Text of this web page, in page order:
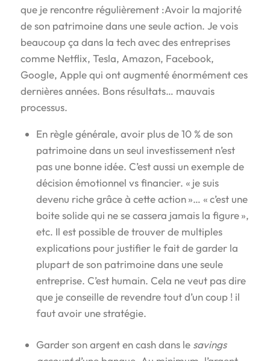
que je rencontre régulièrement :Avoir la majorité
de son patrimoine dans une seule action. Je vois
beaucoup ça dans la tech avec des entreprises
comme Netflix, Tesla, Amazon, Facebook,
Google, Apple qui ont augmenté énormément ces
dernières années. Bons résultats… mauvais
processus.
En règle générale, avoir plus de 10 % de son
patrimoine dans un seul investissement n’est
pas une bonne idée. C’est aussi un exemple de
décision émotionnel vs financier. « je suis
devenu riche grâce à cette action »… « c’est une
boite solide qui ne se cassera jamais la figure »,
etc. Il est possible de trouver de multiples
explications pour justifier le fait de garder la
plupart de son patrimoine dans une seule
entreprise. C’est humain. Cela ne veut pas dire
que je conseille de revendre tout d’un coup ! il
faut avoir une stratégie.
Garder son argent en cash dans le savings